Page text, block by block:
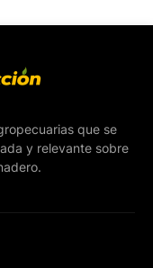
que se
y relevante sobre